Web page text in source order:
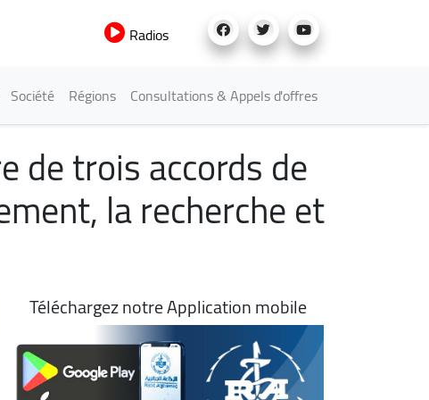
Radios
Société Régions Consultations & Appels d'offres
de trois accords de
la recherche et
Téléchargez notre Application mobile